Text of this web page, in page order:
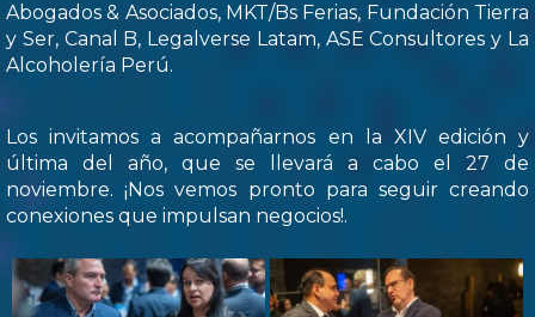
Abogados & Asociados, MKT/Bs Ferias, Fundación Tierra
y Ser, Canal B, Legalverse Latam, ASE Consultores y La
Alcoholería Perú.
Los invitamos a acompañarnos en la XIV edición y
última del año, que se llevará a cabo el 27 de
noviembre. ¡Nos vemos pronto para seguir creando
conexiones que impulsan negocios!.